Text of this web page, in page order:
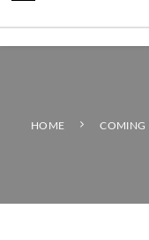
HOME COMING